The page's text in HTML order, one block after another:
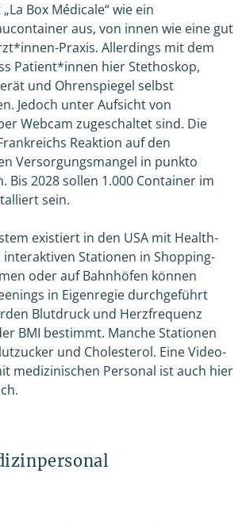
Box Médicale“ wie ein
aus, von innen wie eine gut
Praxis. Allerdings mit dem
Patient*innen hier Stethoskop,
und Ohrenspiegel selbst
Jedoch unter Aufsicht von
Webcam zugeschaltet sind. Die
Reaktion auf den
Versorgungsmangel in punkto
Bis 2028 sollen 1.000 Container im
sein.
existiert in den USA mit Health-
interaktiven Stationen in Shopping-
oder auf Bahnhöfen können
in Eigenregie durchgeführt
Blutdruck und Herzfrequenz
BMI bestimmt. Manche Stationen
und Cholesterol. Eine Video-
medizinischen Personal ist auch hier